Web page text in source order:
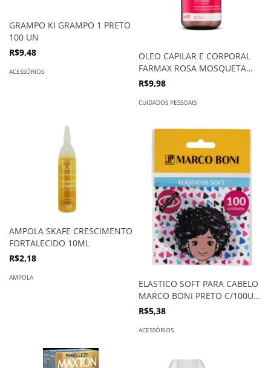
GRAMPO KI GRAMPO 1 PRETO
100 UN
R$9,48
ACESSÓRIOS
OLEO CAPILAR E CORPORAL
FARMAX ROSA MOSQUETA
100ML
R$9,98
CUIDADOS PESSOAIS
AMPOLA SKAFE CRESCIMENTO
FORTALECIDO 10ML
R$2,18
AMPOLA
ELASTICO SOFT PARA CABELO
MARCO BONI PRETO C/100UN
REF.8262
R$5,38
ACESSÓRIOS